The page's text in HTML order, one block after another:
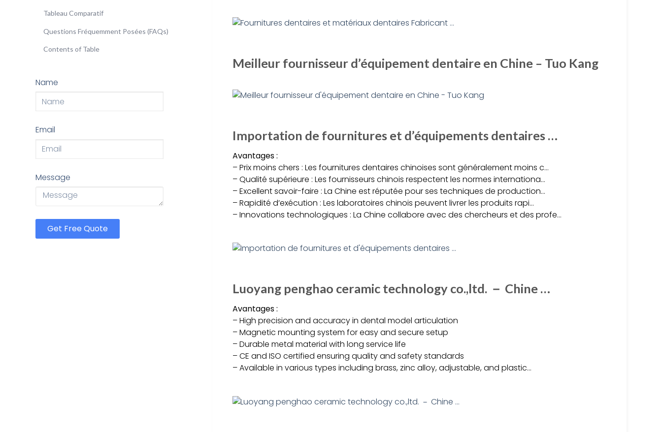
Tableau Comparatif
Questions Fréquemment Posées (FAQs)
Contents of Table
Name
Email
Message
Get Free Quote
Meilleur fournisseur d’équipement dentaire en Chine – Tuo Kang
Importation de fournitures et d’équipements dentaires …
Avantages :
– Prix moins chers : Les fournitures dentaires chinoises sont généralement moins c…
– Qualité supérieure : Les fournisseurs chinois respectent les normes internationa…
– Excellent savoir-faire : La Chine est réputée pour ses techniques de production…
– Rapidité d’exécution : Les laboratoires chinois peuvent livrer les produits rapi…
– Innovations technologiques : La Chine collabore avec des chercheurs et des profe…
Luoyang penghao ceramic technology co.,ltd. － Chine …
Avantages :
– High precision and accuracy in dental model articulation
– Magnetic mounting system for easy and secure setup
– Durable metal material with long service life
– CE and ISO certified ensuring quality and safety standards
– Available in various types including brass, zinc alloy, adjustable, and plastic…